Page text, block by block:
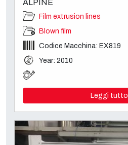
ALPINE
Film extrusion lines
Blown film
Codice Macchina: EX819
Year: 2010
Leggi tutto